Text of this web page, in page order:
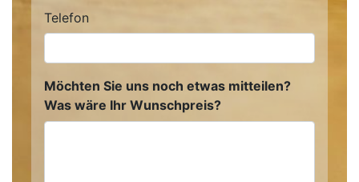
Telefon
Möchten Sie uns noch etwas mitteilen?
Was wäre Ihr Wunschpreis?